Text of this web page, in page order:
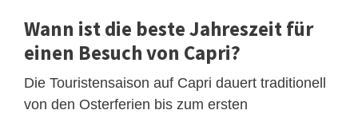
Wann ist die beste Jahreszeit für
einen Besuch von Capri?
Die Touristensaison auf Capri dauert traditionell
von den Osterferien bis zum ersten